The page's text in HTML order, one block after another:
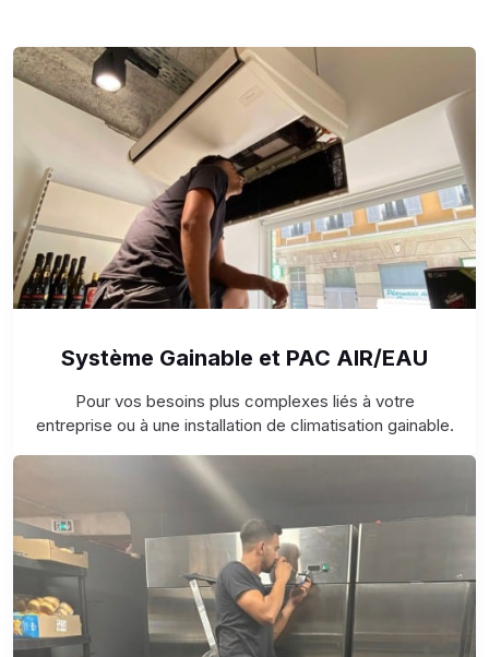
Système Gainable et PAC AIR/EAU
Pour vos besoins plus complexes liés à votre
entreprise ou à une installation de climatisation gainable.